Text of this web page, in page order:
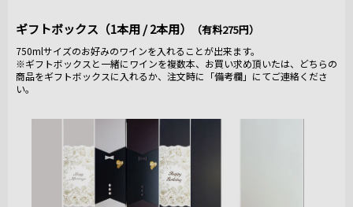
ギフトボックス（1本用 / 2本用） （有料275円）
750mlサイズのお好みのワインを入れることが出来ます。
※ギフトボックスと一緒にワインを複数本、お買い求め頂いたは、どちらの
商品をギフトボックスに入れるか、注文時に「備考欄」にてご連絡くださ
い。